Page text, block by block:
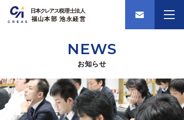
NEWS
お知らせ